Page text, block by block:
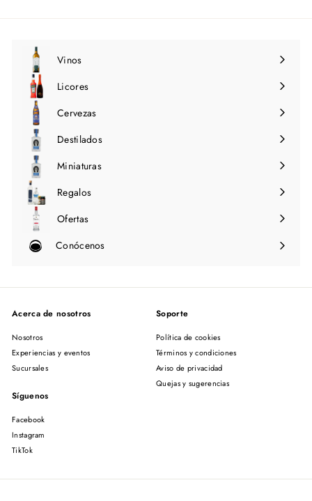
Vinos
Expandir
menú
Licores
Expandir
menú
Cervezas
Expandir
menú
Destilados
Expandir
menú
Miniaturas
Regalos
Ofertas
Conócenos
Expandir
Acerca de nosotros
Nosotros
Experiencias y eventos
Sucursales
Soporte
Política de cookies
Términos y condiciones
Aviso de privacidad
Quejas y sugerencias
Síguenos
Facebook
Instagram
TikTok